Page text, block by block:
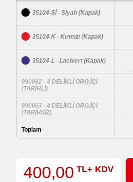
35104-Sİ - Siyah (Kapak)
35104-K - Kırmızı (Kapak)
35104-L - Lacivert (Kapak)
990062 - 4 DELİKLİ ORG.İÇİ
(TARİHLİ)
990063 - 4 DELİKLİ ORG.İÇİ
(TARİHSİZ)
Toplam
400,00 TL+ KDV